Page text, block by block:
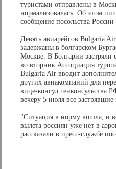
туристами отправлены в
нормализовалась. Об этом
сообщение посольства
Девять авиарейсов Bulgaria
задержаны в болгарском
Москве. В Болгарии застряли
во вторник Ассоциация
Bulgaria Air вводит
других авиакомпаний для
вице-консул генконсульства
вечеру 5 июля все
"Ситуация в норму вошла, и
вылета россиян уже нет в
рассказали в пресс-службе